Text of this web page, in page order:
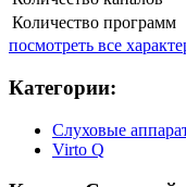
Количество программ
посмотреть все
Категории:
Слуховые
Virto Q